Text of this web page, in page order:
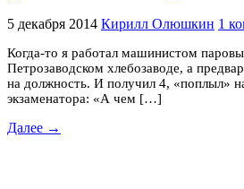
5 декабря 2014 Кирилл Олюшкин 1
Когда-то я работал машинистом
Петрозаводском хлебозаводе, а
на должность. И получил 4, «поплыл»
экзаменатора: «А чем […]
Далее →